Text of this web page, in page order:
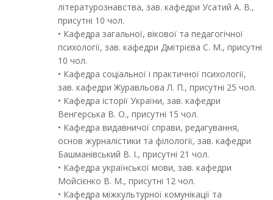
літературознавства, зав. кафедри Усатий А. В.,
присутні 10 чол.
• Кафедра загальної, вікової та педагогічної
психології, зав. кафедри Дмітрієва С. М., присутні
10 чол.
• Кафедра соціальної і практичної психології,
зав. кафедри Журавльова Л. П., присутні 25 чол.
• Кафедра історії України, зав. кафедри
Венгерська В. О., присутні 15 чол.
• Кафедра видавничої справи, редагування,
основ журналістики та філології, зав. кафедри
Башманівський В. І., присутні 21 чол.
• Кафедра української мови, зав. кафедри
Мойсієнко В. М., присутні 12 чол.
• Кафедра міжкультурної комунікації та